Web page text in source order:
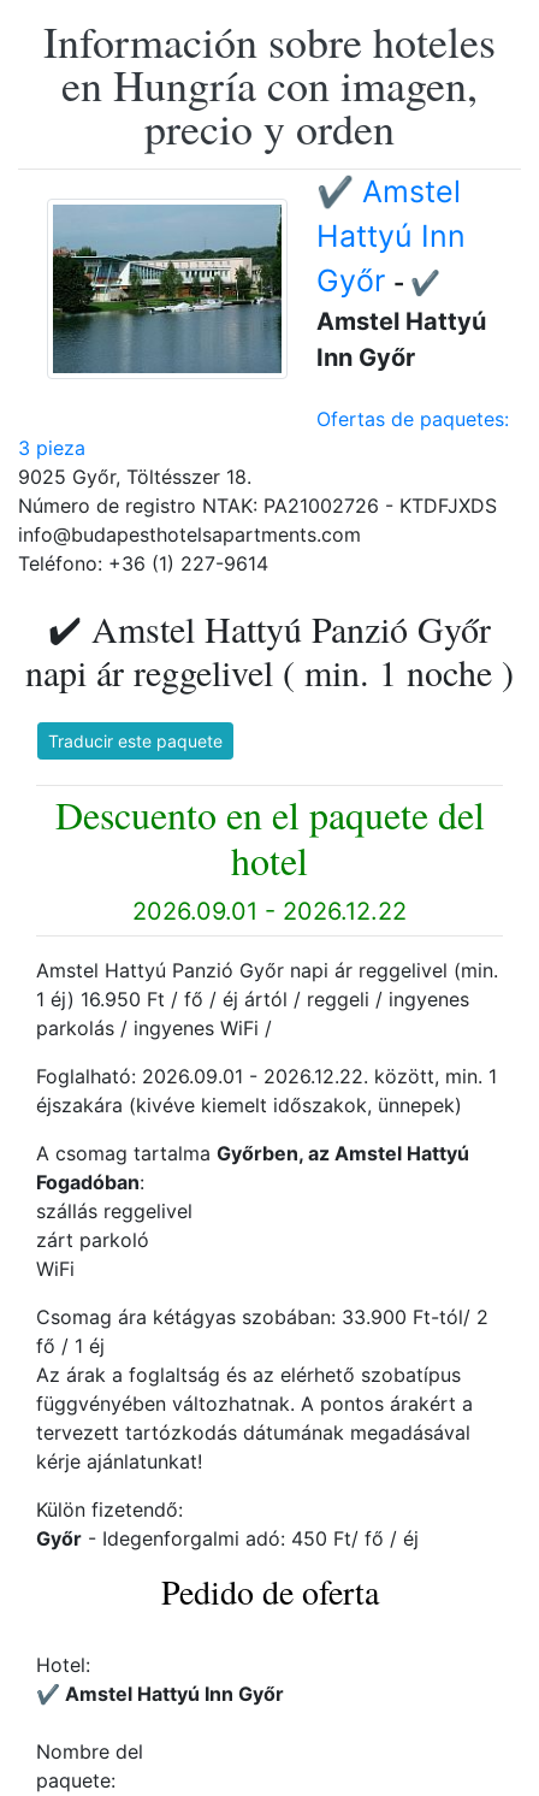
Información sobre hoteles
en Hungría con imagen,
precio y orden
✔️ Amstel
Hattyú Inn
Győr - ✔️
Amstel Hattyú
Inn Győr
Ofertas de paquetes:
3 pieza
9025 Győr, Töltésszer 18.
Número de registro NTAK: PA21002726 - KTDFJXDS
info@budapesthotelsapartments.com
Teléfono: +36 (1) 227-9614
✔️ Amstel Hattyú Panzió Győr
napi ár reggelivel ( min. 1 noche )
Traducir este paquete
Descuento en el paquete del
hotel
2026.09.01 - 2026.12.22
Amstel Hattyú Panzió Győr napi ár reggelivel (min.
1 éj) 16.950 Ft / fő / éj ártól / reggeli / ingyenes
parkolás / ingyenes WiFi /
Foglalható: 2026.09.01 - 2026.12.22. között, min. 1
éjszakára (kivéve kiemelt időszakok, ünnepek)
A csomag tartalma Győrben, az Amstel Hattyú
Fogadóban:
szállás reggelivel
zárt parkoló
WiFi
Csomag ára kétágyas szobában: 33.900 Ft-tól/ 2
fő / 1 éj
Az árak a foglaltság és az elérhető szobatípus
függvényében változhatnak. A pontos árakért a
tervezett tartózkodás dátumának megadásával
kérje ajánlatunkat!
Külön fizetendő:
Győr - Idegenforgalmi adó: 450 Ft/ fő / éj
Pedido de oferta
Hotel:
✔️ Amstel Hattyú Inn Győr
Nombre del
paquete: